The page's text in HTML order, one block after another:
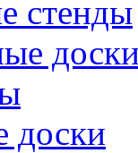
стенды
доски